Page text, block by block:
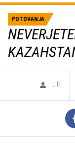
POTOVANJA
L.P.